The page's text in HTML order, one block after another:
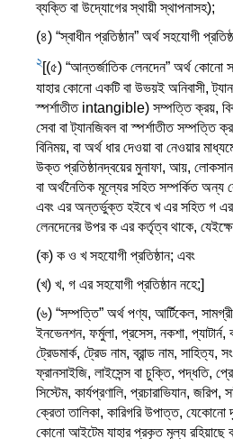
ব্যক্তি বা উদ্যোগের স্থায়ী স্থাপনাসহ);
(৪) “স্বাধীন প্রতিষ্ঠান” অর্থ সহযোগী
2[(৫) “আন্তর্জাতিক লেনদেন” অর্থ কোনো
যাহার কোনো একটি বা উভয়ই অনিবাসী,
স্পর্শাতীত intangible) সম্পত্তি ক্রয়,
সেবা বা ট্যানজিবল বা স্পর্শাতীত সম্পত্তি
বিনিময়, বা অর্থ ধার দেওয়া বা নেওয়ার
উক্ত প্রতিষ্ঠানদ্বয়ের মুনাফা, আয়,
বা অর্থনৈতিক মূল্যের সহিত সম্পর্কিত অন্য
এবং এর অন্তর্ভুক্ত হইবে খ এর সহিত গ
লেনদেনের উপর ক এর কর্তৃত্ব থাকে,
(ক) ক ও খ সহযোগী প্রতিষ্ঠান; এবং
(খ) খ, গ এর সহযোগী প্রতিষ্ঠান নহে;]
(৬) “সম্পত্তি” অর্থ পণ্য, আর্টিকেল,
ইনভেনশন, ফর্মুলা, প্রসেস, নকশা, প্যাটার্ন,
ট্রেডমার্ক, ট্রেড নাম, ব্রান্ড নাম, সাহিত্য,
ফ্রানসাইজি, লাইসেন্স বা চুক্তি, পদ্ধতি,
সিস্টেম, কার্যপ্রণালি, প্রচারাভিযান, জরিপ,
ক্রেতা তালিকা, কারিগরি উপাত্ত, যেকোনো
কোনো আইটেম যাহার প্রকৃত মূল্য রহিয়াছে